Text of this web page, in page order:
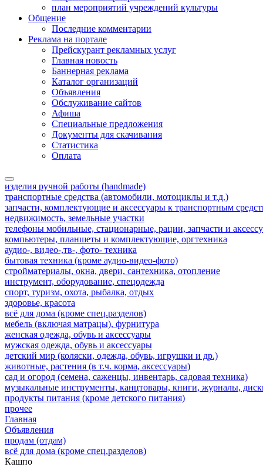
план мероприятий учреждений культуры
Общение
Последние комментарии
Реклама на портале
Прейскурант рекламных услуг
Главная новость
Баннерная реклама
Каталог организаций
Объявления
Обслуживание сайтов
Афиша
Специальные предложения
Документы для скачивания
Статистика
Оплата
изделия ручной работы (handmade)
транспортные средства (автомобили, мотоциклы и т.д.)
запчасти, комплектующие и аксессуары к транспортным
недвижимость, земельные участки
телефоны мобильные, стационарные, рации, запчасти и
компьютеры, планшеты и комплектующие, оргтехника
аудио-, видео-,тв-, фото- техника
бытовая техника (кроме аудио-видео-фото)
стройматериалы, окна, двери, сантехника, отопление
инструмент, оборудование, спецодежда
спорт, туризм, охота, рыбалка, отдых
здоровье, красота
всё для дома (кроме спец.разделов)
мебель (включая матрацы), фурнитура
женская одежда, обувь и аксессуары
мужская одежда, обувь и аксессуары
детский мир (коляски, одежда, обувь, игрушки и др.)
животные, растения (в т.ч. корма, аксессуары)
сад и огород (семена, саженцы, инвентарь, садовая техника)
музыкальные инструменты, канцтовары, книги, журналы,
продукты питания (кроме детского питания)
прочее
Главная
Объявления
продам (отдам)
всё для дома (кроме спец.разделов)
Кашпо